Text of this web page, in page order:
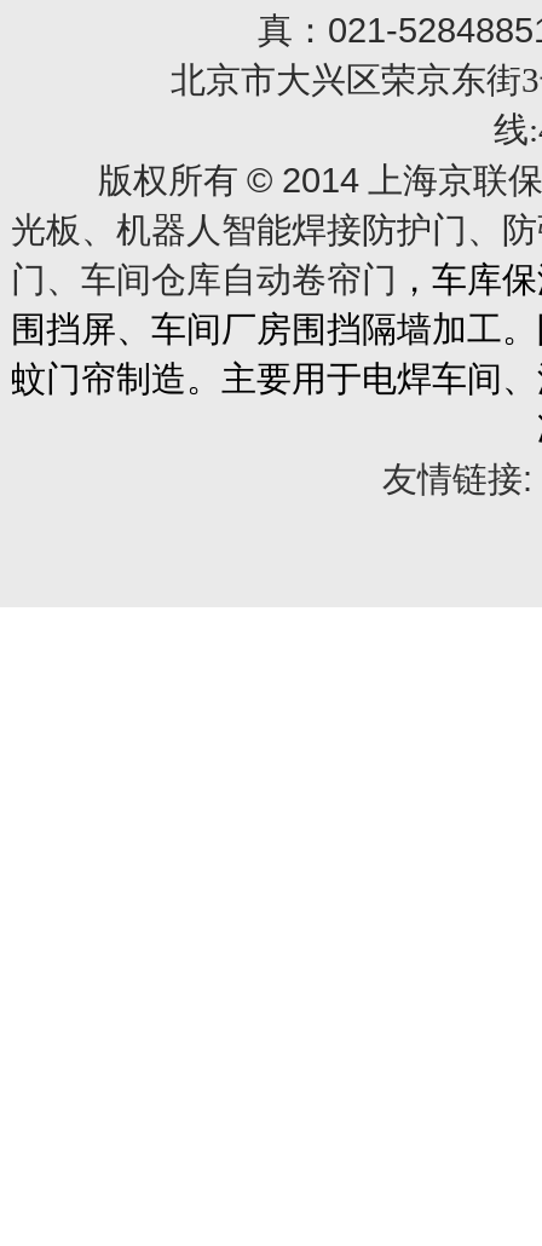
真： 021-
北京市大兴区荣京东街3
线
版权所有 © 2014上海京联
光板、机器人智能焊接防护门、
门、车间仓库自动卷帘门 ，车库
围挡屏、车间厂房围挡隔墙加工
蚊门帘制造。主要用于电焊车间
友情链接: